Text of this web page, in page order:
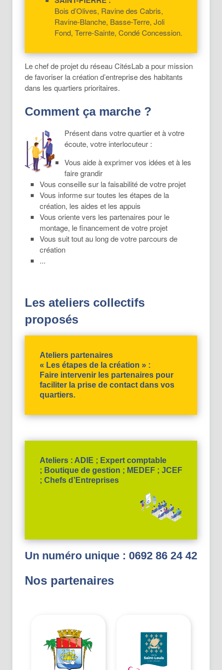
Bois d’Olives, Ravine des Cabris,
Ravine-Blanche, Basse-Terre, Joli
Fond, Terre-Sainte, Condé Concession.
Le chef de projet du réseau CitésLab a pour mission
de favoriser la création d’entreprise des habitants
dans les quartiers prioritaires.
Comment ça marche ?
Présent dans votre quartier et à votre
écoute, votre interlocuteur :
Vous aide à exprimer vos idées et à les
faire grandir
Vous conseille sur la faisabilité de votre projet
Vous informe sur toutes les étapes de la
création, les aides et les appuis
Vous oriente vers les partenaires pour le
montage, le ﬁnancement de votre projet
Vous suit tout au long de votre parcours de
création
...
Les ateliers collectifs
proposés
Ateliers partenaires
« Les étapes de la création » :
Faire intervenir les partenaires pour
faciliter la prise de contact dans vos
quartiers.
Ateliers : ADIE ; Expert comptable
; Boutique de gestion ; MEDEF ; JCEF
; Chefs d’Entreprises
Un numéro unique : 0692 86 24 42
Nos partenaires